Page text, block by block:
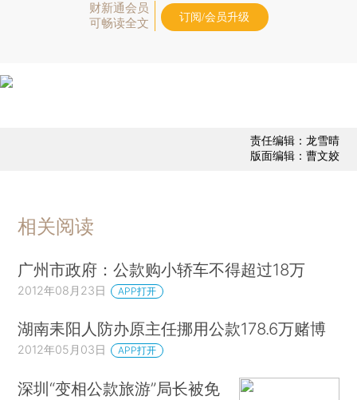
财新通会员
可畅读全文
订阅/会员升级
责任编辑：龙雪晴
版面编辑：曹文姣
相关阅读
广州市政府：公款购小轿车不得超过18万
2012年08月23日 APP打开
湖南耒阳人防办原主任挪用公款178.6万赌博
2012年05月03日 APP打开
深圳“变相公款旅游”局长被免